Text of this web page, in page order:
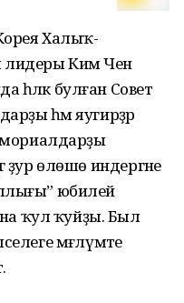
Халыҡ-
лидеры Ким Чен
булған Совет
һәм яугирҙәр
ҙур өлөшө индергәне
юбилей
ҡул ҡуйҙы. Был
мәғлүмәте